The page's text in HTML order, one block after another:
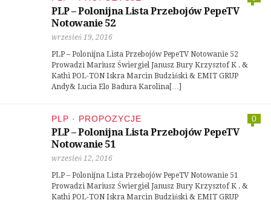
PLP – Polonijna Lista Przebojów PepeTV
Notowanie 52
wrzesień 19, 2016
PLP – Polonijna Lista Przebojów PepeTV Notowanie 52
Prowadzi Mariusz Świergiel Janusz Bury Krzysztof K . &
Kathi POL-TON Iskra Marcin Budziński & EMIT GRUP
Andy& Lucia Elo Badura Karolina[…]
PLP · PROPOZYCJE 0
PLP – Polonijna Lista Przebojów PepeTV
Notowanie 51
wrzesień 12, 2016
PLP – Polonijna Lista Przebojów PepeTV Notowanie 51
Prowadzi Mariusz Świergiel Janusz Bury Krzysztof K . &
Kathi POL-TON Iskra Marcin Budziński & EMIT GRUP